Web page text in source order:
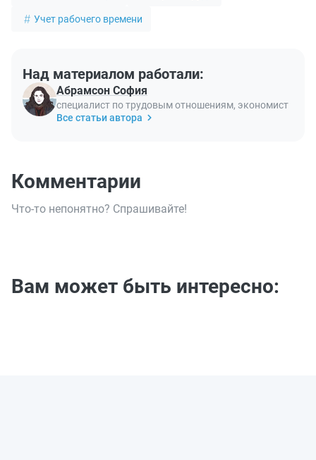
Учет рабочего времени
Над материалом работали:
Абрамсон София
специалист по трудовым отношениям, экономист
Все статьи автора
Комментарии
Что-то непонятно? Спрашивайте!
Вам может быть интересно: